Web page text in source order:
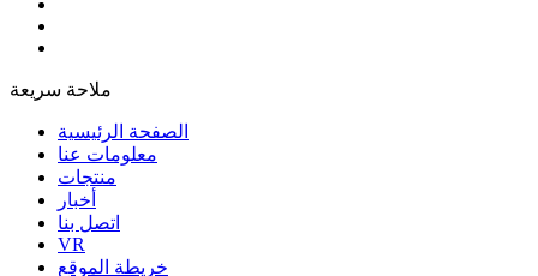
ملاحة سريعة
الصفحة الرئيسية
معلومات عنا
منتجات
أخبار
اتصل بنا
VR
خريطة الموقع